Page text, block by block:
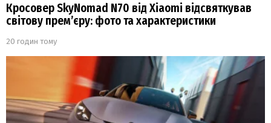
Кросовер SkyNomad N70 від Xiaomi відсвяткував
світову прем’єру: фото та характеристики
20 годин тому